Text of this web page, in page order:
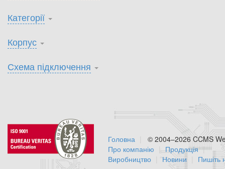
Категорії
Корпус
Схема підключення
© 2004–2026 CCMS
Головна
Про компанію
Продукція
Виробництво
Новини Пишіть